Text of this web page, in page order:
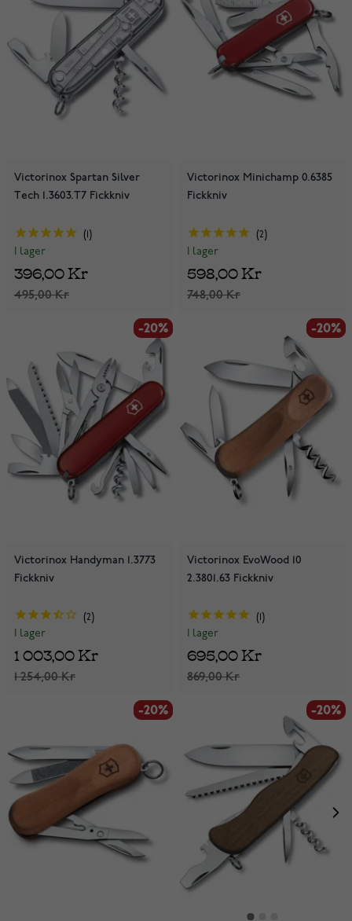
Victorinox Spartan Silver
Tech 1.3603.T7 Fickkniv
1
I lager
495,00 Kr
396,00 Kr
Victorinox Minichamp 0.6385
Fickkniv
2
I lager
748,00 Kr
598,00 Kr
-20%
-20%
Victorinox Handyman 1.3773
Fickkniv
2
I lager
1 254,00 Kr
1 003,00 Kr
-20%
-20%
Victorinox EvoWood 10
2.3801.63 Fickkniv
I lager
869,00 Kr
695,00 Kr
-20%
-20% -20%